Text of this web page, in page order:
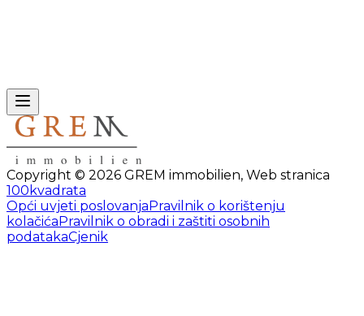
Copyright © 2026 GREM immobilien, Web stranica
100kvadrata
Opći uvjeti poslovanjaPravilnik o korištenju
kolačićaPravilnik o obradi i zaštiti osobnih
podatakaCjenik